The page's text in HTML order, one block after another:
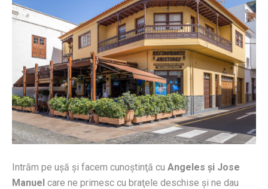
Intrăm pe uşă şi facem cunoştinţă cu Angeles şi Jose
Manuel care ne primesc cu braţele deschise şi ne dau